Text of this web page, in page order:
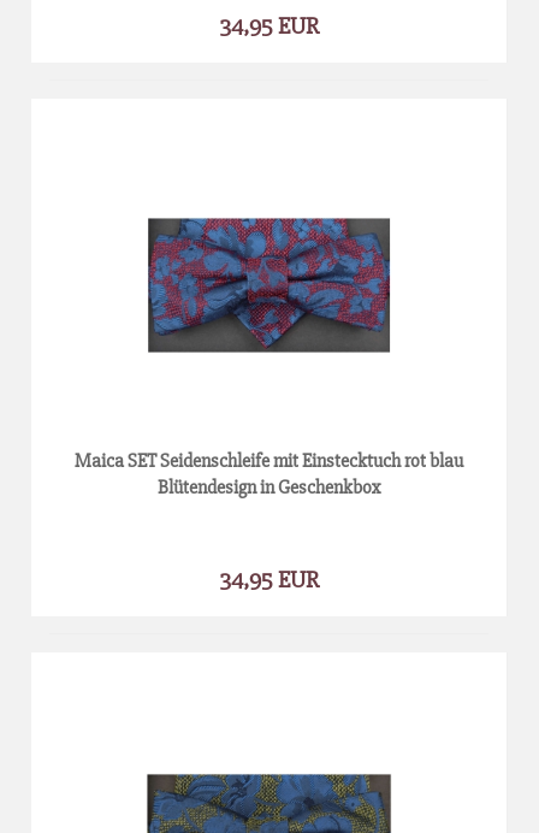
34,95 EUR
Maica SET Seidenschleife mit Einstecktuch rot blau
Blütendesign in Geschenkbox
34,95 EUR